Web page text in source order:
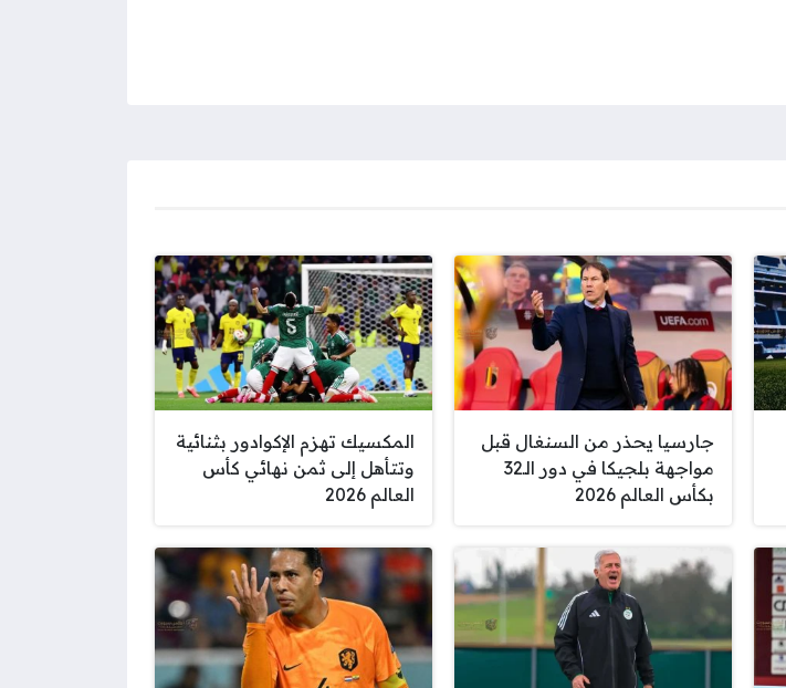
جارسيا يحذر من السنغال قبل
مواجهة بلجيكا في دور الـ32
بكأس العالم 2026
المكسيك تهزم الإكوادور بثنائية
وتتأهل إلى ثمن نهائي كأس
العالم 2026